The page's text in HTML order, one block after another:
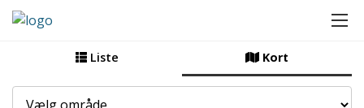
Liste Kort